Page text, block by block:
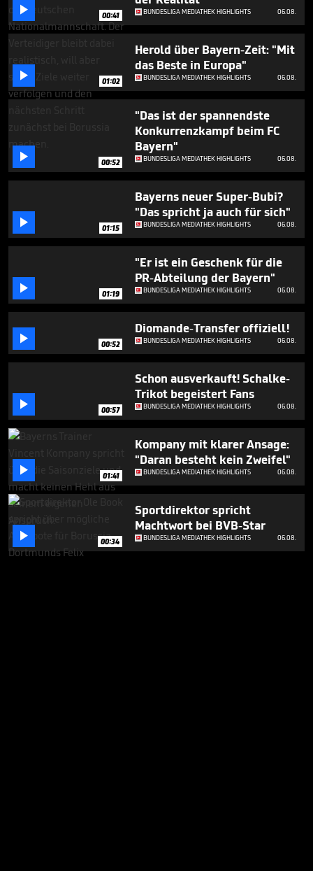
seconds
 00:41 BUNDESLIGA MEDIATHEK HIGHLIGHTS 06.08.
 01:02
Herold über Bayern-Zeit: "Mit
das Beste in Europa"
BUNDESLIGA MEDIATHEK HIGHLIGHTS 06.08.
 00:52
"Das ist der spannendste
Konkurrenzkampf beim FC
Bayern"
BUNDESLIGA MEDIATHEK HIGHLIGHTS 06.08.
 01:15
Bayerns neuer Super-Bubi?
"Das spricht ja auch für sich"
BUNDESLIGA MEDIATHEK HIGHLIGHTS 06.08.
 01:19
"Er ist ein Geschenk für die
PR-Abteilung der Bayern"
BUNDESLIGA MEDIATHEK HIGHLIGHTS 06.08.
 00:52
Diomande-Transfer offiziell!
BUNDESLIGA MEDIATHEK HIGHLIGHTS 06.08.
 00:57
Schon ausverkauft! Schalke-
Trikot begeistert Fans
BUNDESLIGA MEDIATHEK HIGHLIGHTS 06.08.
 01:41
Kompany mit klarer Ansage:
"Daran besteht kein Zweifel"
BUNDESLIGA MEDIATHEK HIGHLIGHTS 06.08.
 00:34
Sportdirektor spricht
Machtwort bei BVB-Star
BUNDESLIGA MEDIATHEK HIGHLIGHTS 06.08.